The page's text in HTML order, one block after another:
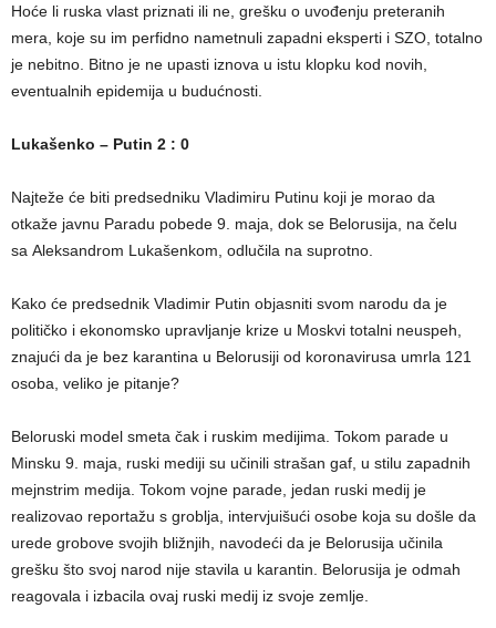
Hoće li ruska vlast priznati ili ne, grešku o uvođenju preteranih
mera, koje su im perfidno nametnuli zapadni eksperti i SZO, totalno
je nebitno. Bitno je ne upasti iznova u istu klopku kod novih,
eventualnih epidemija u budućnosti.
Lukašenko – Putin 2 : 0
Najteže će biti predsedniku Vladimiru Putinu koji je morao da
otkaže javnu Paradu pobede 9. maja, dok se Belorusija, na čelu
sa Aleksandrom Lukašenkom, odlučila na suprotno.
Kako će predsednik Vladimir Putin objasniti svom narodu da je
političko i ekonomsko upravljanje krize u Moskvi totalni neuspeh,
znajući da je bez karantina u Belorusiji od koronavirusa umrla 121
osoba, veliko je pitanje?
Beloruski model smeta čak i ruskim medijima. Tokom parade u
Minsku 9. maja, ruski mediji su učinili strašan gaf, u stilu zapadnih
mejnstrim medija. Tokom vojne parade, jedan ruski medij je
realizovao reportažu s groblja, intervjuišući osobe koja su došle da
urede grobove svojih bližnjih, navodeći da je Belorusija učinila
grešku što svoj narod nije stavila u karantin. Belorusija je odmah
reagovala i izbacila ovaj ruski medij iz svoje zemlje.